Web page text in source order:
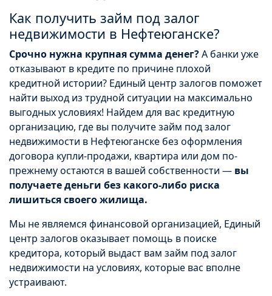
Как получить займ под залог
недвижимости в Нефтеюганске?
Срочно нужна крупная сумма денег?А банки уже
отказывают в кредите по причине плохой
кредитной истории? Единый центр залогов поможет
найти выход из трудной ситуации на максимально
выгодных условиях! Найдем для вас кредитную
организацию, где вы получите займ под залог
недвижимости в Нефтеюганске без оформления
договора купли-продажи, квартира или дом по-
прежнему остаются в вашей собственности — вы
получаете деньги без какого-либо риска
лишиться своего жилища.
Мы не являемся финансовой организацией, Единый
центр залогов оказывает помощь в поиске
кредитора, который выдаст вам займ под залог
недвижимости на условиях, которые вас вполне
устраивают.